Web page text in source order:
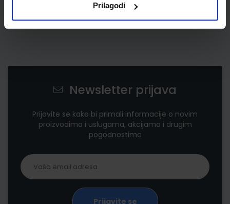
Prilagodi
Newsletter prijava
Prijavite se kako bi primali informacije o novim
proizvodima i uslugama, akcijama i drugim
pogodnostima